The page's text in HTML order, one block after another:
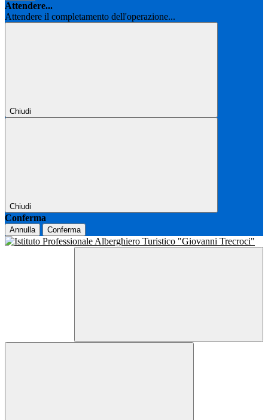
Attendere...
Attendere il completamento dell'operazione...
Chiudi
Chiudi
Conferma
Annulla Conferma